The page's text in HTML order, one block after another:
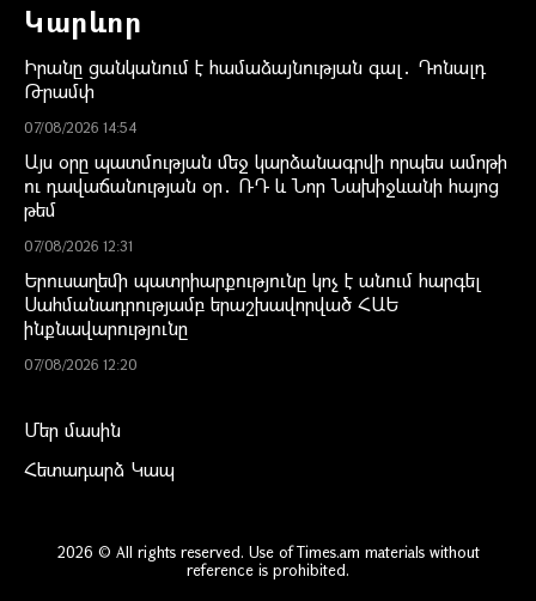
Կարևոր
Իրանը ցանկանում է համաձայնության գալ․ Դոնալդ
Թրամփ
07/08/2026 14:54
Այս օրը պատմության մեջ կարձանագրվի որպես ամոթի
ու դավաճանության օր․ ՌԴ և Նոր Նախիջևանի հայոց
թեմ
07/08/2026 12:31
Երուսաղեմի պատրիարքությունը կոչ է անում հարգել
Սահմանադրությամբ երաշխավորված ՀԱԵ
ինքնավարությունը
07/08/2026 12:20
Մեր մասին
Հետադարձ Կապ
2026 © All rights reserved. Use of Times.am materials without
reference is prohibited.